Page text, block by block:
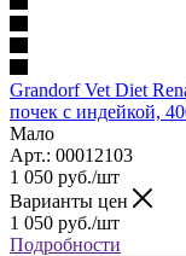
Grandorf Vet Diet
почек с индейкой,
Мало
Арт.: 00012103
1 050 руб./шт
Варианты цен
1 050 руб./шт
Подробности